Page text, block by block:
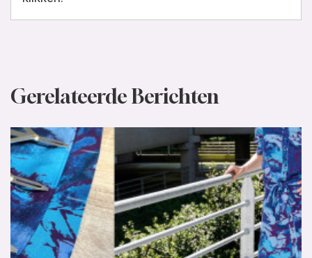
Gerelateerde Berichten